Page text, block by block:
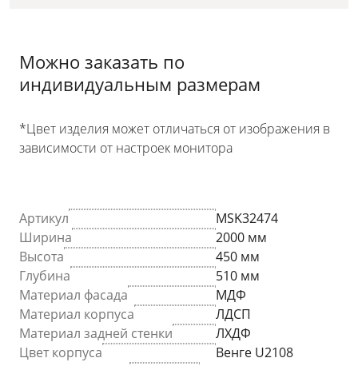
Можно заказать по
индивидуальным размерам
*Цвет изделия может отличаться от изображения в
зависимости от настроек монитора
Артикул
MSK32474
Ширина
2000 мм
Высота
450 мм
Глубина
510 мм
Материал фасада
МДФ
Материал корпуса
ЛДСП
Материал задней стенки
ЛХДФ
Цвет корпуса
Венге U2108